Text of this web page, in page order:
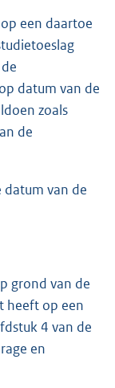
een daartoe
datum van de
zoals
de
van de
grond van de
heeft op een
4 van de
en